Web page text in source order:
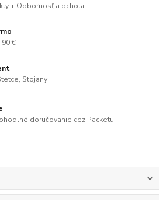
+ Odbornosť a ochota
€
Stojany
doručovanie cez Packetu